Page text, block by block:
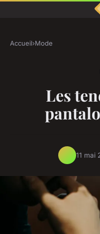
Accueil›Mode
Les
11 mai